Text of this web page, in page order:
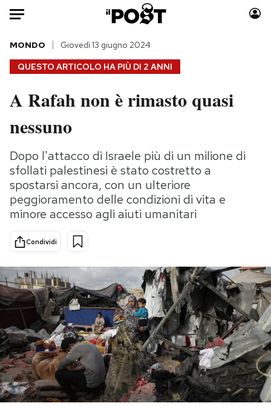
Auto
HOME
Italia
Politica
Tecnologia
Internet
Scienza
Cultura
Sport
Moda
Storie/Idee
Ok Boomer!
Media
Europa
PODCAST
NEWSLETTER
I MIEI PREFERITI
QUESTO ARTICOLO HA PIÙ DI 2 ANNI
MONDO Giovedì 13 giugno 2024
A Rafah non è rimasto quasi
nessuno
Dopo l'attacco di Israele più di un milione di
sfollati palestinesi è stato costretto a
spostarsi ancora, con un ulteriore
peggioramento delle condizioni di vita e
minore accesso agli aiuti umanitari
Condividi